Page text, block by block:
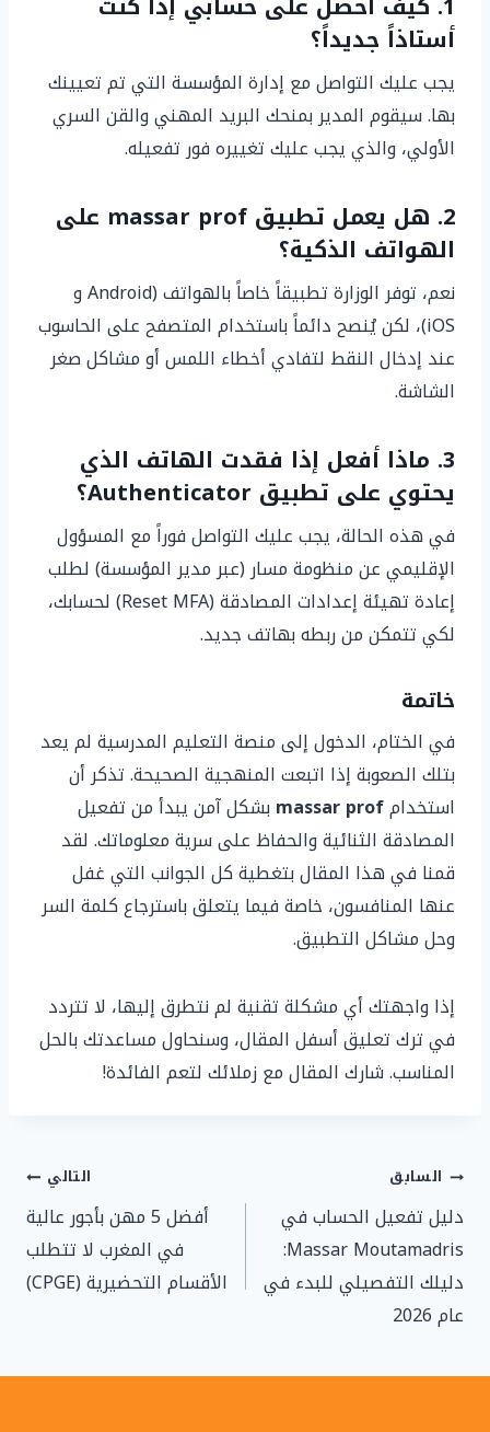
أستاذاً جديداً؟
يجب عليك التواصل مع إدارة المؤسسة التي تم تعيينك
بها. سيقوم المدير بمنحك البريد المهني والقن السري
الأولي، والذي يجب عليك تغييره فور تفعيله.
2. هل يعمل تطبيق massar prof على
الهواتف الذكية؟
نعم، توفر الوزارة تطبيقاً خاصاً بالهواتف (Android و
iOS)، لكن يُنصح دائماً باستخدام المتصفح على الحاسوب
عند إدخال النقط لتفادي أخطاء اللمس أو مشاكل صغر
الشاشة.
3. ماذا أفعل إذا فقدت الهاتف الذي
يحتوي على تطبيق Authenticator؟
في هذه الحالة، يجب عليك التواصل فوراً مع المسؤول
الإقليمي عن منظومة مسار (عبر مدير المؤسسة) لطلب
إعادة تهيئة إعدادات المصادقة (Reset MFA) لحسابك،
لكي تتمكن من ربطه بهاتف جديد.
خاتمة
في الختام، الدخول إلى منصة التعليم المدرسية لم يعد
بتلك الصعوبة إذا اتبعت المنهجية الصحيحة. تذكر أن
استخدامmassar prof بشكل آمن يبدأ من تفعيل
المصادقة الثنائية والحفاظ على سرية معلوماتك. لقد
قمنا في هذا المقال بتغطية كل الجوانب التي غفل
عنها المنافسون، خاصة فيما يتعلق باسترجاع كلمة السر
وحل مشاكل التطبيق.
إذا واجهتك أي مشكلة تقنية لم نتطرق إليها، لا تتردد
في ترك تعليق أسفل المقال، وسنحاول مساعدتك بالحل
المناسب. شارك المقال مع زملائك لتعم الفائدة!
تصفّح
المقالات
السابق
دليل تفعيل الحساب في
Massar Moutamadris:
دليلك التفصيلي للبدء في
عام 2026
التالي
أفضل 5 مهن بأجور عالية
في المغرب لا تتطلب
الأقسام التحضيرية (CPGE)